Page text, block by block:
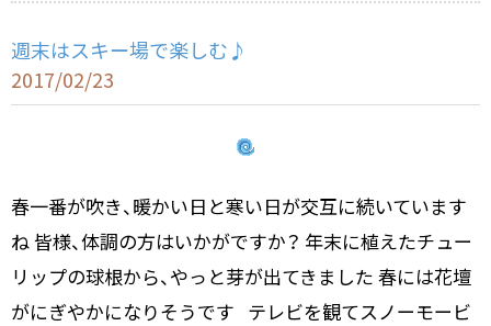
週末はスキー場で楽しむ♪
2017/02/23
春一番が吹き、暖かい日と寒い日が交互に続いています
ね 皆様、体調の方はいかがですか？ 年末に植えたチュー
リップの球根から、やっと芽が出てきました 春には花壇
がにぎやかになりそうです テレビを観てスノーモービ